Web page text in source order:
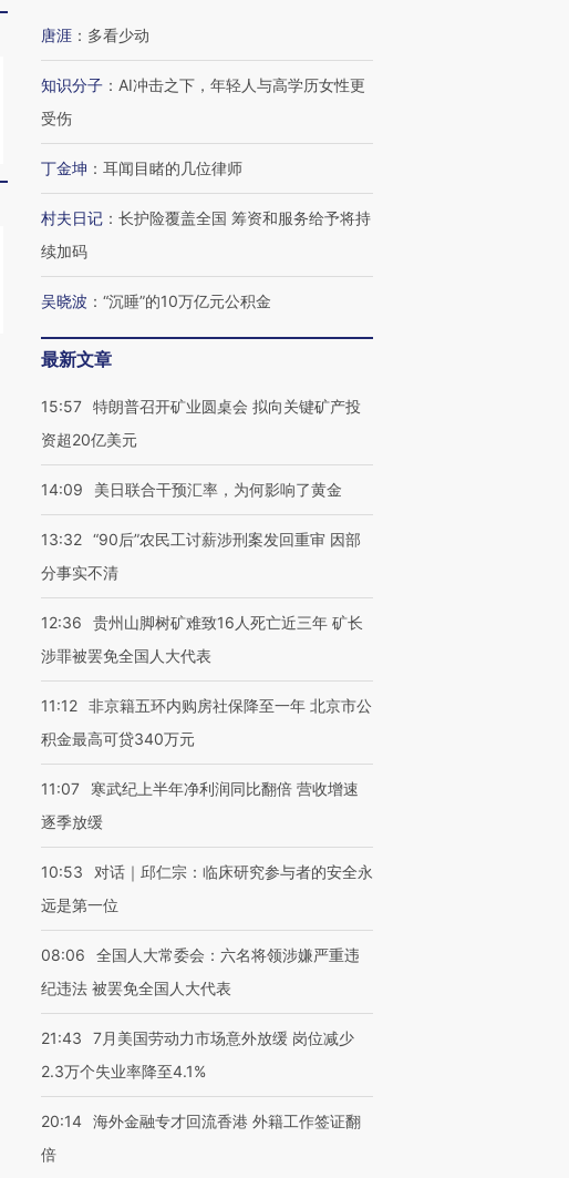
航飞行员跨国走私7万
粒摇头丸 尿检体内含3种
推广】走进第四届链博
会，让数智科技“链”接产
【特别呈现】寻找100种
【商旅对话】华住集团
唐涯 ： 多看少动
知识分子 ： AI冲击之下，年轻人与高学历女性更
受伤
丁金坤 ： 耳闻目睹的几位律师
村夫日记 ： 长护险覆盖全国 筹资和服务给予将持
续加码
吴晓波 ： “沉睡”的10万亿元公积金
最新文章
15:57 特朗普召开矿业圆桌会 拟向关键矿产投
资超20亿美元
14:09 美日联合干预汇率，为何影响了黄金
13:32 “90后”农民工讨薪涉刑案发回重审 因部
分事实不清
12:36
贵州山脚树矿难致16人死亡近三年 矿长
涉罪被罢免全国人大代表
11:12 非京籍五环内购房社保降至一年 北京市公
积金最高可贷340万元
11:07
寒武纪上半年净利润同比翻倍 营收增速
逐季放缓
10:53
对话｜邱仁宗：临床研究参与者的安全永
远是第一位
08:06
全国人大常委会：六名将领涉嫌严重违
纪违法 被罢免全国人大代表
21:43
7月美国劳动力市场意外放缓 岗位减少
2.3万个失业率降至4.1%
20:14 海外金融专才回流香港 外籍工作签证翻
倍